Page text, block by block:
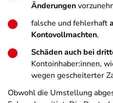
Änderungen
falsche und fehlerhaft
Kontovollmachten,
Schäden auch bei
Kontoinhaber:innen,
wegen gescheiterter
Obwohl die Umstellung